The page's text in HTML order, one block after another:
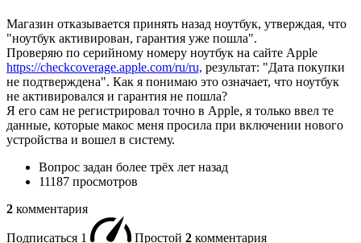
Магазин отказывается принять назад ноутбук, утверждая, что
"ноутбук активирован, гарантия уже пошла".
Проверяю по серийному номеру ноутбук на сайте Apple
https://checkcoverage.apple.com/ru/ru, результат: "Дата покупки
не подтверждена". Как я понимаю это означает, что ноутбук
не активировался и гарантия не пошла?
Я его сам не регистрировал точно в Apple, я только ввел те
данные, которые макос меня просила при включении нового
устройства и вошел в систему.
Вопрос задан более трёх лет назад
11187 просмотров
2 комментария
Подписаться 1 Простой 2 комментария